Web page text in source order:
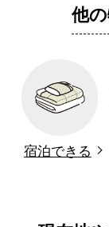
他
宿泊できる